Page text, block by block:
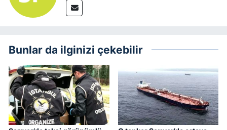
Bunlar da ilginizi çekebilir